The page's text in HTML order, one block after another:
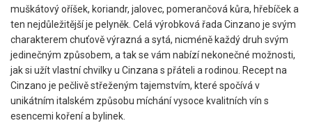
muškátový oříšek, koriandr, jalovec, pomerančová kůra, hřebíček a
ten nejdůležitější je pelyněk. Celá výrobková řada Cinzano je svým
charakterem chuťově výrazná a sytá, nicméně každý druh svým
jedinečným způsobem, a tak se vám nabízí nekonečné možnosti,
jak si užít vlastní chvilky u Cinzana s přáteli a rodinou. Recept na
Cinzano je pečlivě střeženým tajemstvím, které spočívá v
unikátním italském způsobu míchání vysoce kvalitních vín s
esencemi koření a bylinek.